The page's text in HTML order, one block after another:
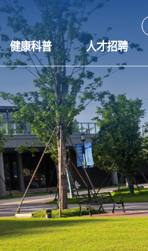
健康科普 人才招聘